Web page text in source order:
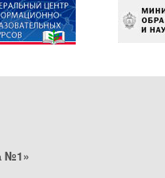
№1»